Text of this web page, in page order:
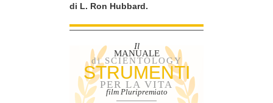
di L. Ron Hubbard.
Il
MANUALE
di SCIENTOLOGY
STRUMENTI
PER LA VITA
film Pluripremiato